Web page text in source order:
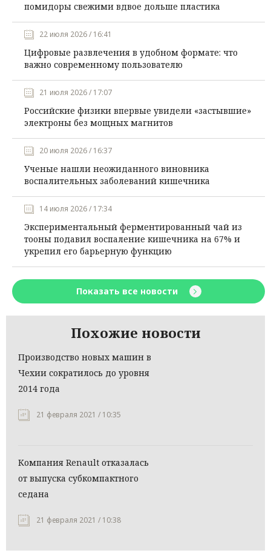
помидоры свежими вдвое дольше пластика
22 июля 2026 / 16:41
Цифровые развлечения в удобном формате: что
важно современному пользователю
21 июля 2026 / 17:07
Российские физики впервые увидели «застывшие»
электроны без мощных магнитов
20 июля 2026 / 16:37
Ученые нашли неожиданного виновника
воспалительных заболеваний кишечника
14 июля 2026 / 17:34
Экспериментальный ферментированный чай из
тооны подавил воспаление кишечника на 67% и
укрепил его барьерную функцию
Показать все новости
Похожие новости
Производство новых машин в
Чехии сократилось до уровня
2014 года
21 февраля 2021 / 10:35
Компания Renault отказалась
от выпуска субкомпактного
седана
21 февраля 2021 / 10:38